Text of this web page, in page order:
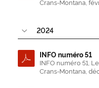
Crans-Montana,
2024
INFO numéro 51
INFO numéro 51,
Crans-Montana,